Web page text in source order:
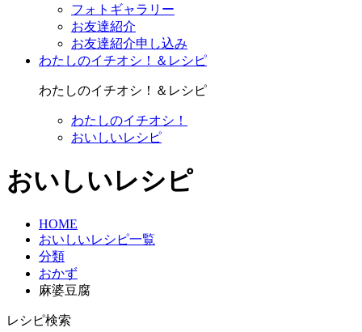
フォトギャラリー
お友達紹介
お友達紹介申し込み
わたしのイチオシ！＆レシピ
わたしのイチオシ！＆レシピ
わたしのイチオシ！
おいしいレシピ
おいしいレシピ
HOME
おいしいレシピ一覧
分類
おかず
麻婆豆腐
レシピ検索